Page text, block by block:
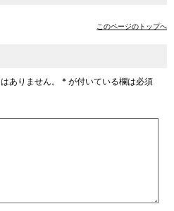
このページのトップへ
ありません。 * が付いている欄は必須